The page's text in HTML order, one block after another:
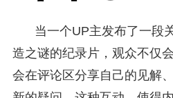
当一个UP主发布了一段
造之谜的纪录片，观众不仅
会在评论区分享自己的见解